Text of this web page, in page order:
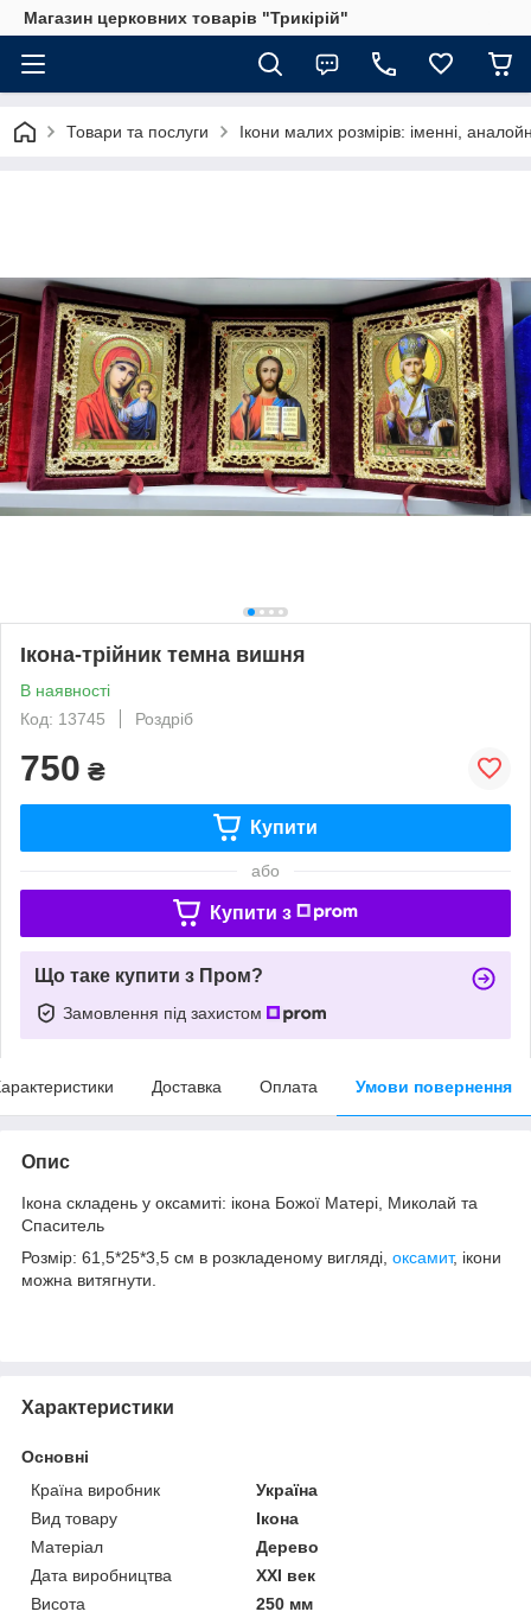
Магазин церковних товарів "Трикірій"
Товари та послуги Ікони малих розмірів: іменні,
Ікона-трійник темна вишня
В наявності
Код: 13745
Роздріб
750 ₴
Купити
або
Купити з
Що таке купити з Пром?
Замовлення під захистом
Доставка Оплата Умови повернення
Опис
Ікона складень у оксамиті: ікона Божої Матері, Миколай та
Спаситель
Розмір: 61,5*25*3,5 см в розкладеному вигляді, оксамит, ікони
можна витягнути.
Характеристики
Основні
Країна виробник
Україна
Вид товару
Ікона
Матеріал
Дерево
Дата виробництва
XXI век
Висота
250 мм